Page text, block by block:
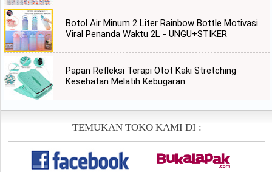
Botol Air Minum 2 Liter Rainbow Bottle Motivasi
Viral Penanda Waktu 2L - UNGU+STIKER
Papan Refleksi Terapi Otot Kaki Stretching
Kesehatan Melatih Kebugaran
TEMUKAN TOKO KAMI DI :